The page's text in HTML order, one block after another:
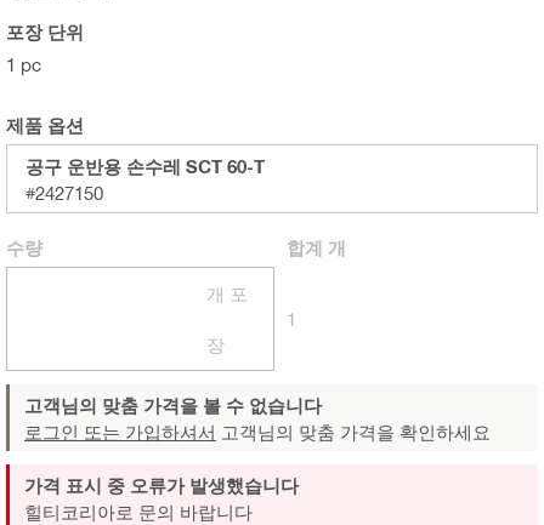
포장 단위
1 pc
제품 옵션
공구 운반용 손수레 SCT 60-T
#2427150
수량
개 포
장
합계 개
1
고객님의 맞춤 가격을 볼 수 없습니다
로그인 또는 가입하셔서 고객님의 맞춤 가격을 확인하세요
가격 표시 중 오류가 발생했습니다
힐티코리아로 문의 바랍니다